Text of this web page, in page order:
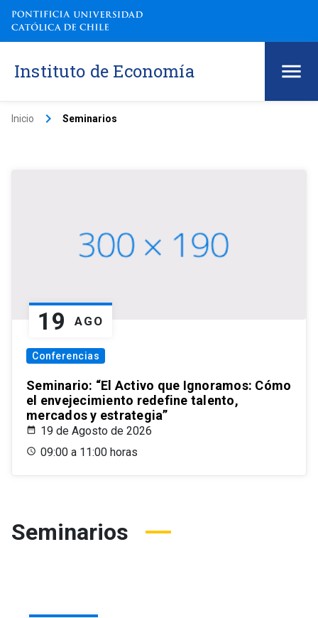
Instituto de Economía
Inicio keyboard_arrow_right Seminarios
19 AGO
Conferencias
Seminario: “El Activo que Ignoramos: Cómo
el envejecimiento redefine talento,
mercados y estrategia”
19 de Agosto de 2026
09:00 a 11:00 horas
Seminarios